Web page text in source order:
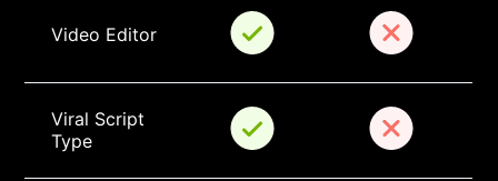
Video Editor
Viral Script
Type